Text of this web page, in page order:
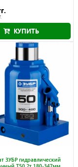
КУПИТЬ
ЗУБР гидравлический